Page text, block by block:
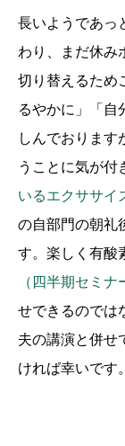
長いようであっ
わり、まだ休み
切り替えるため
るやかに」「自
しんでおります
うことに気が付
いるエクササイ
の自部門の朝礼
す。楽しく有酸
（四半期セミナ
せできるのでは
夫の講演と併せ
ければ幸いです。